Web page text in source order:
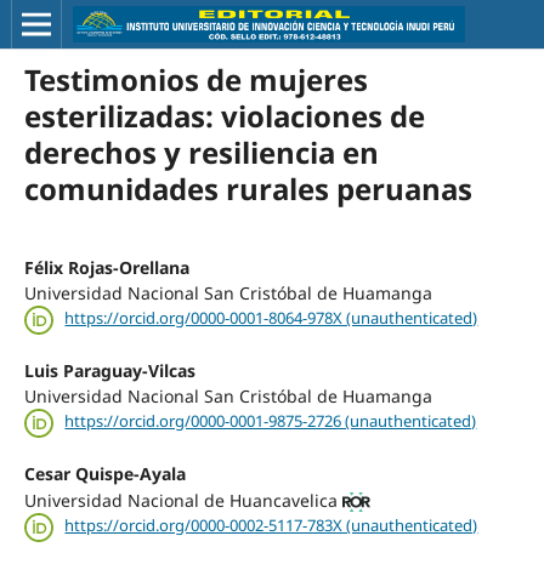
Testimonios de mujeres
esterilizadas: violaciones de
derechos y resiliencia en
comunidades rurales peruanas
Félix Rojas-Orellana
Universidad Nacional San Cristóbal de Huamanga
https://orcid.org/0000-0001-8064-978X (unauthenticated)
Luis Paraguay-Vilcas
Universidad Nacional San Cristóbal de Huamanga
https://orcid.org/0000-0001-9875-2726 (unauthenticated)
Cesar Quispe-Ayala
Universidad Nacional de Huancavelica
https://orcid.org/0000-0002-5117-783X (unauthenticated)